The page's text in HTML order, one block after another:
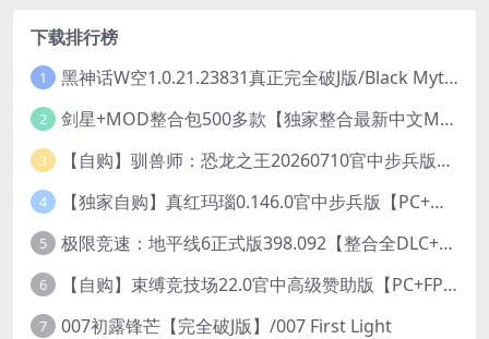
下载排行榜
1 黑神话W空1.0.21.23831真正完全破J版/Black Myth Wukong Ver1.0.21.23831
2 剑星+MOD整合包500多款【独家整合最新中文MOD管理器+可直连N网下载2000+MOD+集成CNS一键换肤】/Stellar Blade MOD Ver2026.5.18
3 【自购】驯兽师：恐龙之王20260710官中步兵版+全DLC【PC+安卓模拟器+3D大型生存SLG/动作冒险】/Tamer: King of Dinosaurs【19.6G】
4 【独家自购】真红玛瑙0.146.0官中步兵版【PC+安卓模拟器+ACT神作+存档+作弊】/纯净的红玛瑙/Pure Onyx【3.14G】
5 极限竞速：地平线6正式版398.092【整合全DLC+614辆车存档】/Forza Horizon 6
6 【自购】束缚竞技场22.0官中高级赞助版【PC+FPS枪战射击/ACT动作/捏人/团队】/Bondage Arena Premium【43.7G】
7 007初露锋芒【完全破J版】/007 First Light